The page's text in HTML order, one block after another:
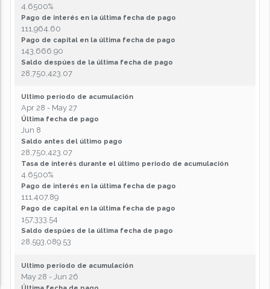
4.6500%
Pago de interés en la última fecha de pago
111,964.60
Pago de capital en la última fecha de pago
143,666.90
Saldo despúes de la última fecha de pago
28,750,423.07
Ultimo período de acumulación
Apr 28 - May 27
Última fecha de pago
Jun 8
Saldo antes del último pago
28,750,423.07
Tasa de interés durante el último periodo de acumulación
4.6500%
Pago de interés en la última fecha de pago
111,407.89
Pago de capital en la última fecha de pago
157,333.54
Saldo despúes de la última fecha de pago
28,593,089.53
Ultimo período de acumulación
May 28 - Jun 26